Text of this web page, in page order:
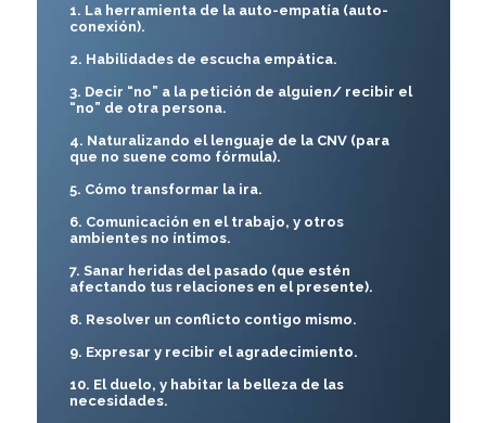
1. La herramienta de la auto-empatía (auto-
conexión).
2. Habilidades de escucha empática.
3. Decir “no” a la petición de alguien/ recibir el
“no” de otra persona.
4. Naturalizando el lenguaje de la CNV (para
que no suene como fórmula).
5. Cómo transformar la ira.
6. Comunicación en el trabajo, y otros
ambientes no íntimos.
7. Sanar heridas del pasado (que estén
afectando tus relaciones en el presente).
8. Resolver un conflicto contigo mismo.
9. Expresar y recibir el agradecimiento.
10. El duelo, y habitar la belleza de las
necesidades.